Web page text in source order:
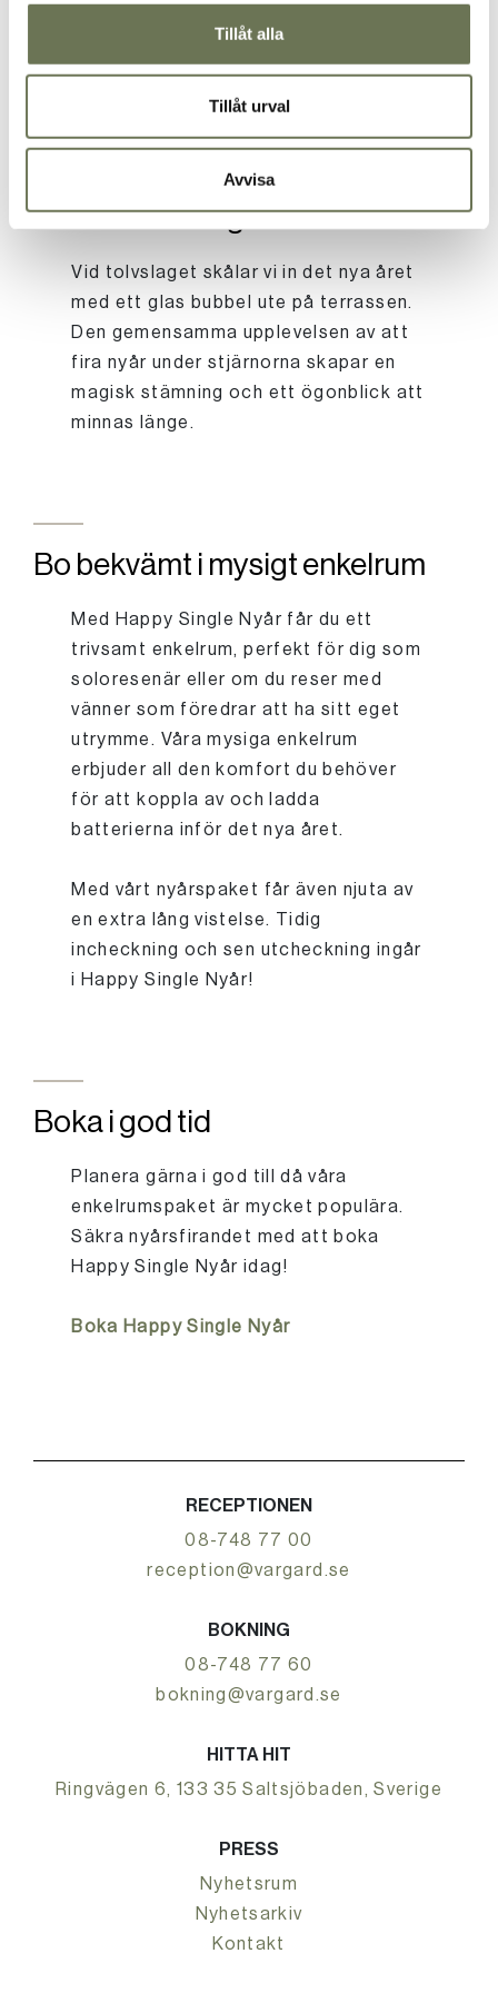
Tillåt alla
Tillåt urval
Avvisa
både havets läckerheter, oxfilé och en
chokladdröm till efterrätt.
Skål vid tolvslaget
Vid tolvslaget skålar vi in det nya året
med ett glas bubbel ute på terrassen.
Den gemensamma upplevelsen av att
fira nyår under stjärnorna skapar en
magisk stämning och ett ögonblick att
minnas länge.
Bo bekvämt i mysigt enkelrum
Med Happy Single Nyår får du ett
trivsamt enkelrum, perfekt för dig som
soloresenär eller om du reser med
vänner som föredrar att ha sitt eget
utrymme. Våra mysiga enkelrum
erbjuder all den komfort du behöver
för att koppla av och ladda
batterierna inför det nya året.
Med vårt nyårspaket får även njuta av
en extra lång vistelse. Tidig
incheckning och sen utcheckning ingår
i Happy Single Nyår!
Boka i god tid
Planera gärna i god till då våra
enkelrumspaket är mycket populära.
Säkra nyårsfirandet med att boka
Happy Single Nyår idag!
Boka Happy Single Nyår
RECEPTIONEN
08-748 77 00
reception@vargard.se
BOKNING
08-748 77 60
bokning@vargard.se
HITTA HIT
Ringvägen 6, 133 35 Saltsjöbaden, Sverige
PRESS
Nyhetsrum
Nyhetsarkiv
Kontakt